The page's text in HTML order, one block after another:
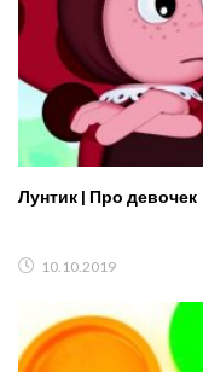
Лунтик | Про девочек
10.10.2019